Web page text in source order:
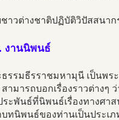
ชาวต่างชาติปฏิบัติวิปัสสนา
งานนิพนธ์
รรมธีรราชมหามุนี เป็นพร
สามารถบอกเรื่องราวต่างๆ
ระพันธ์ที่นิพนธ์เรื่องทางศาส
บทนิพนธ์ของท่านเป็นประเภ